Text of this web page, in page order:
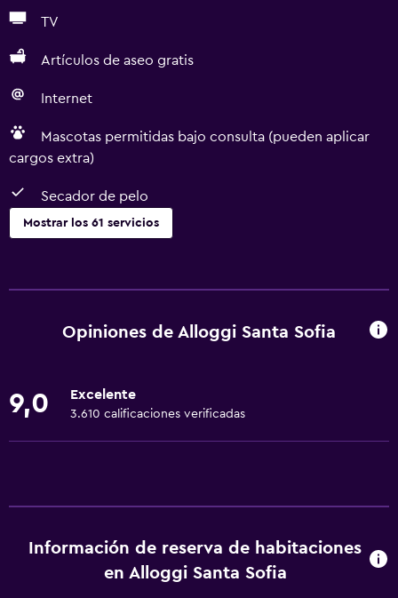
TV
Artículos de aseo gratis
Internet
Mascotas permitidas bajo consulta (pueden aplicar
cargos extra)
Secador de pelo
Mostrar los 61 servicios
Wifi gratis
Toallas
Calefacción
Opiniones de Alloggi Santa Sofia
9,0 Excelente
3.610 calificaciones verificadas
Información de reserva de habitaciones
en Alloggi Santa Sofia